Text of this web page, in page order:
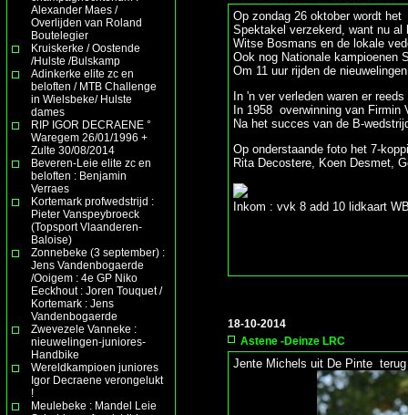
Alexander Maes /
Overlijden van Roland
Boutelegier
Kruiskerke / Oostende
/Hulste /Bulskamp
Adinkerke elite zc en
beloften / MTB Challenge
in Wielsbeke/ Hulste
dames
RIP IGOR DECRAENE °
Waregem 26/01/1996 +
Zulte 30/08/2014
Beveren-Leie elite zc en
beloften : Benjamin
Verraes
Kortemark profwedstrijd :
Pieter Vanspeybroeck
(Topsport Vlaanderen-
Baloise)
Zonnebeke (3 september) :
Jens Vandenbogaerde
/Ooigem : 4e GP Niko
Eeckhout : Joren Touquet /
Kortemark : Jens
Vandenbogaerde
Zwevezele Vanneke :
nieuwelingen-juniores-
Handbike
Wereldkampioen juniores
Igor Decraene verongelukt
!
Meulebeke : Mandel Leie
Op zondag 26 oktober wordt
Spektakel verzekerd, want nu al
Witse Bosmans en de lokale
Ook nog Nationale kampioenen
Om 11 uur rijden de
In 'n ver verleden waren er
In 1958 overwinning van Firmin
Na het succes van de B-
Op onderstaande foto het 7-
Rita Decostere, Koen Desmet,
Inkom : vvk 8 add 10 lidkaart
18-10-2014
Astene -Deinze LRC
Jente Michels uit De Pinte